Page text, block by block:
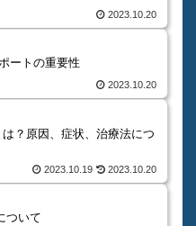
2023.10.20
ートの重要性
2023.10.20
？原因、症状、治療法につ
2023.10.19 2023.10.20
ついて